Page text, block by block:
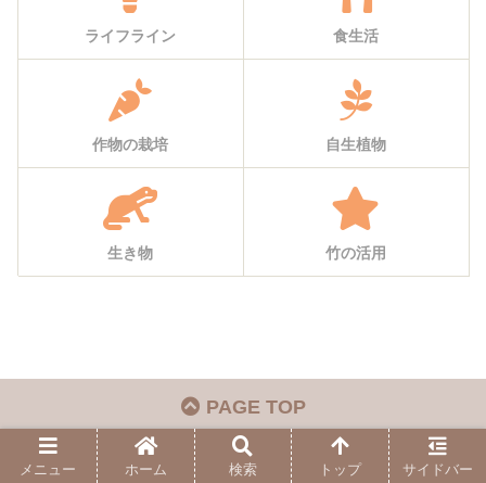
ライフライン 食生活
作物の栽培 自生植物
生き物 竹の活用
PAGE TOP
メニュー ホーム 検索 トップ サイドバー